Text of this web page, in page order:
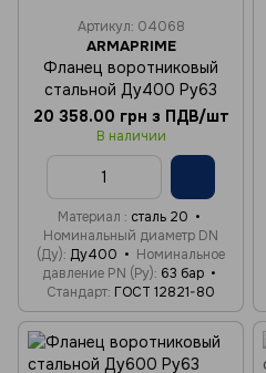
Артикул: 04068
ARMAPRIME
Фланец воротниковый
стальной Ду400 Ру63
20 358.00 грн з ПДВ/шт
В наличии
Материал
сталь 20
Номинальный диаметр DN
(Ду) Ду400
Номинальное
давление PN (Ру) 63 бар
Стандарт ГОСТ 12821-80